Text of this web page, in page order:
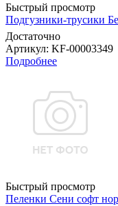
Быстрый просмотр
Подгузники-трусики
Достаточно
Артикул: KF-00003349
Подробнее
Быстрый просмотр
Пеленки Сени софт